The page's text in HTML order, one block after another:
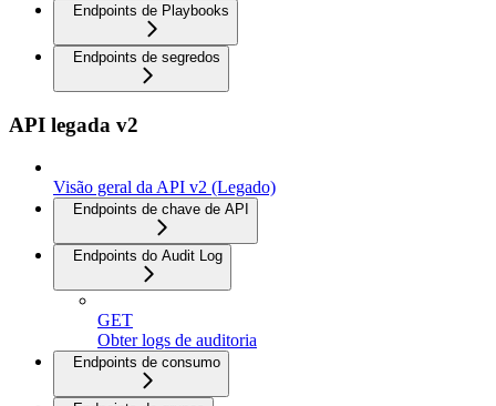
Endpoints de Playbooks
Endpoints de segredos
API legada v2
Visão geral da API v2 (Legado)
Endpoints de chave de API
Endpoints do Audit Log
GET
Obter logs de auditoria
Endpoints de consumo